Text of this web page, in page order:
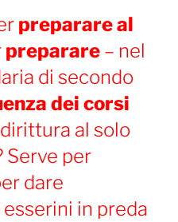
preparare al
preparare – nel
di secondo
dei corsi
al solo
Serve per
dare
esserini in preda